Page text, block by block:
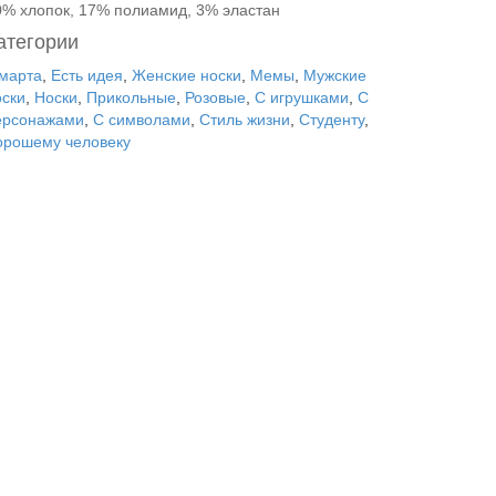
хлопок, 17% полиамид, 3% эластан
Есть идея Женские носки Мемы
Мужские
Носки Прикольные Розовые С игрушками С
С символами Стиль жизни Студенту,
человеку